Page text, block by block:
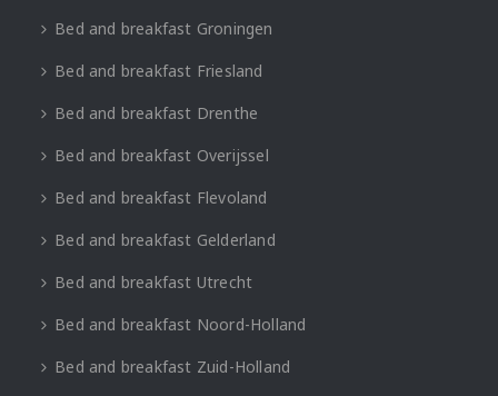
Bed and breakfast Groningen
Bed and breakfast Friesland
Bed and breakfast Drenthe
Bed and breakfast Overijssel
Bed and breakfast Flevoland
Bed and breakfast Gelderland
Bed and breakfast Utrecht
Bed and breakfast Noord-Holland
Bed and breakfast Zuid-Holland